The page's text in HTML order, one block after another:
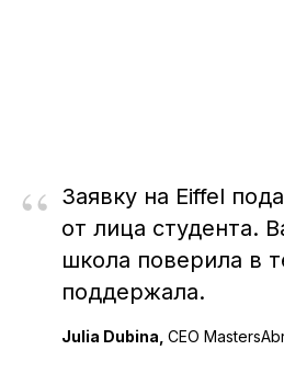
“ Заявку на Eiffel
от лица студента.
школа поверила в
поддержала.
Julia Dubina, CEO